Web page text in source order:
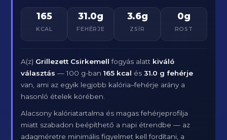
165
KCAL
31.0g
FEHÉRJE
3.6g
ZSÍR
0g
ROST
A(z) Grillezett Csirkemell fogyás alatt kiváló
választás — 100 g-ban165 kcal és31.0 g fehérje
van, ami az egyik legjobb kalória–fehérje arány a
hasonló ételek körében.
Alacsony kalóriatartalma és magas fehérjeprofilja
miatt szabadon beépíthető a napi étrendbe — az
adagméretre minimális figyelmet kell fordítani, a